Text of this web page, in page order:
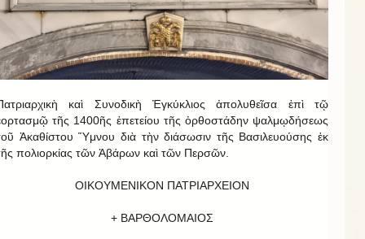
καὶ Συνοδικὴ Ἐγκύκλιος ἀπολυθεῖσα ἐπὶ τῷ
τῆς 1400ῆς ἐπετείου τῆς ὀρθοστάδην ψαλμῳδήσεως
Ἀκαθίστου Ὕμνου διὰ τὴν διάσωσιν τῆς Βασιλευούσης ἐκ
πολιορκίας τῶν Ἀβάρων καὶ τῶν Περσῶν.
ΟΙΚΟΥΜΕΝΙΚΟΝ ΠΑΤΡΙΑΡΧΕΙΟΝ
+ ΒΑΡΘΟΛΟΜΑΙΟΣ